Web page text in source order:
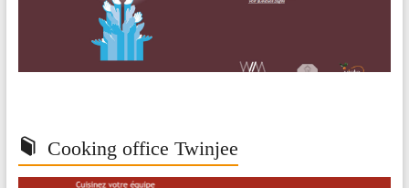
Cooking office Twinjee